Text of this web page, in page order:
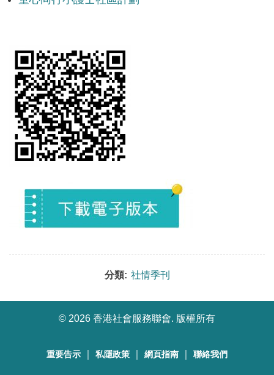
分類: 社情季刊
© 2026 香港社會服務聯會. 版權所有
重要告示 私隱政策 網頁指南 聯絡我們